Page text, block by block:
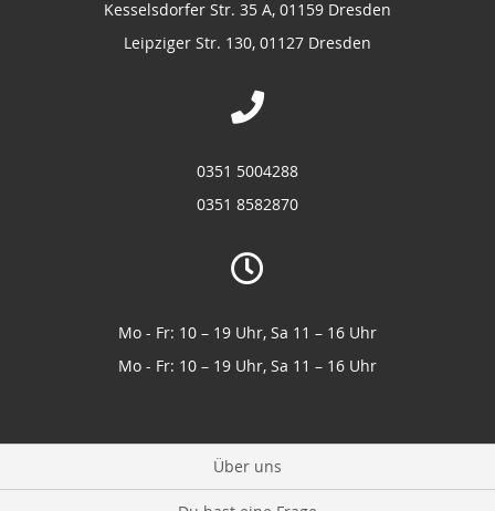
Kesselsdorfer Str. 35 A, 01159 Dresden
Leipziger Str. 130, 01127 Dresden
0351 5004288
0351 8582870
Mo - Fr: 10 – 19 Uhr, Sa 11 – 16 Uhr
Mo - Fr: 10 – 19 Uhr, Sa 11 – 16 Uhr
Über uns